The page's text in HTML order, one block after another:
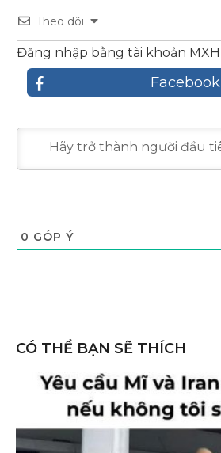
Theo dõi
Đăng nhập bằng tài khoản MXH
Facebook
0 GÓP Ý
CÓ THỂ BẠN SẼ THÍCH